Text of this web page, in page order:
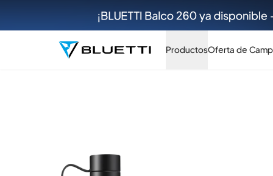
ProductosOferta de